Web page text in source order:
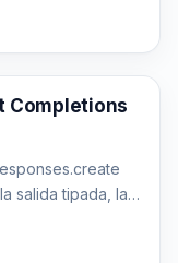
Completions
salida tipada, la